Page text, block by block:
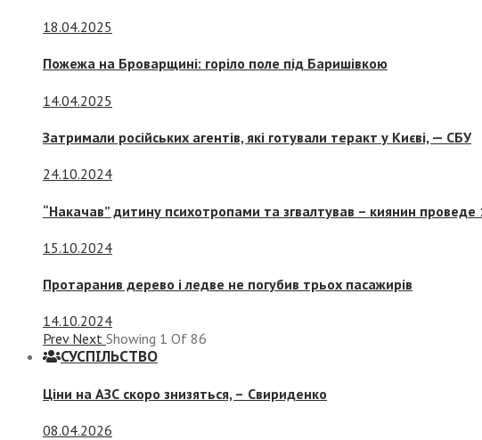
18.04.2025
Пожежа на Броварщині: горіло поле під Баришівкою
14.04.2025
Затримали російських агентів, які готували теракт у Києві, — СБУ
24.10.2024
“Накачав” дитину психотропами та згвалтував – киянин проведе
15.10.2024
Протаранив дерево і ледве не погубив трьох пасажирів
14.10.2024
Prev Next Showing 1 Of 86
СУСПIЛЬСТВО
Ціни на АЗС скоро знизяться, – Свириденко
08.04.2026